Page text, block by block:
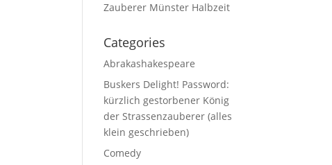
Zauberer Münster Halbzeit
Categories
Abrakashakespeare
Buskers Delight! Password:
kürzlich gestorbener König
der Strassenzauberer (alles
klein geschrieben)
Comedy